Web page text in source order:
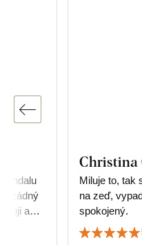
žádný
a
Christina
Miluje to, tak
na zeď,
spokojený.